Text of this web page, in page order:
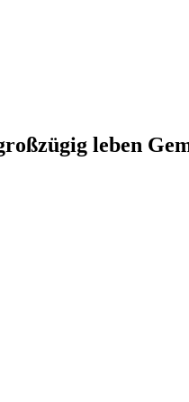
leben